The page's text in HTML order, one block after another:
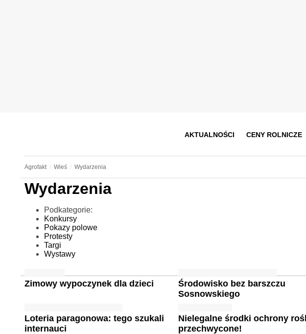
AKTUALNOŚCI CENY ROLNICZE
Agrofakt Wieś Wydarzenia
Wydarzenia
Podkategorie:
Konkursy
Pokazy polowe
Protesty
Targi
Wystawy
Zimowy wypoczynek dla dzieci
Środowisko bez barszczu
Sosnowskiego
Loteria paragonowa: tego szukali
internauci
Nielegalne środki ochrony
przechwycone!